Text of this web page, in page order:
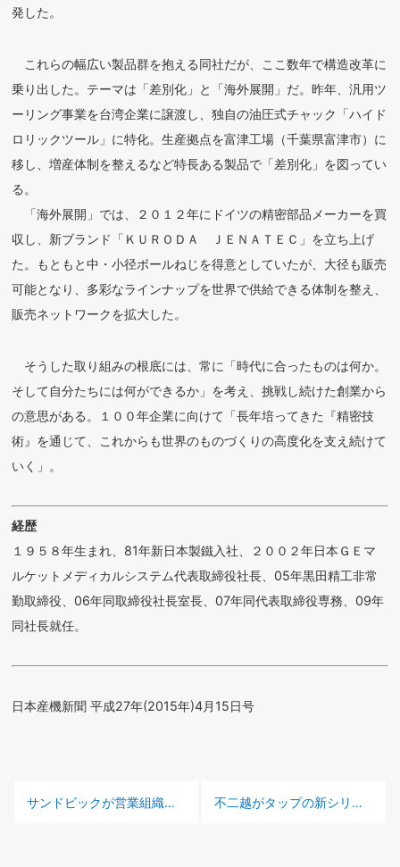
発した。
これらの幅広い製品群を抱える同社だが、ここ数年で構造改革に
乗り出した。テーマは「差別化」と「海外展開」だ。昨年、汎用ツ
ーリング事業を台湾企業に譲渡し、独自の油圧式チャック「ハイド
ロリックツール」に特化。生産拠点を富津工場（千葉県富津市）に
移し、増産体制を整えるなど特長ある製品で「差別化」を図ってい
る。
「海外展開」では、２０１２年にドイツの精密部品メーカーを買
収し、新ブランド「ＫＵＲＯＤＡ ＪＥＮＡＴＥＣ」を立ち上げ
た。もともと中・小径ボールねじを得意としていたが、大径も販売
可能となり、多彩なラインナップを世界で供給できる体制を整え、
販売ネットワークを拡大した。
そうした取り組みの根底には、常に「時代に合ったものは何か。
そして自分たちには何ができるか」を考え、挑戦し続けた創業から
の意思がある。１００年企業に向けて「長年培ってきた『精密技
術』を通じて、これからも世界のものづくりの高度化を支え続けて
いく」。
経歴
１９５８年生まれ、81年新日本製鐵入社、２００２年日本ＧＥマ
ルケットメディカルシステム代表取締役社長、05年黒田精工非常
勤取締役、06年同取締役社長室長、07年同代表取締役専務、09年
同社長就任。
日本産機新聞 平成27年(2015年)4月15日号
前の記事 :
サンドビックが営業組織を刷新 次の記事 :
不二越がタップの新シリーズ